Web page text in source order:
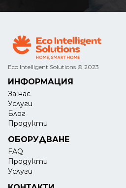
Eco Intelligent Solutions © 2023
ИНФОРМАЦИЯ
За нас
Услуги
Блог
Продукти
ОБОРУДВАНЕ
FAQ
Продукти
Услуги